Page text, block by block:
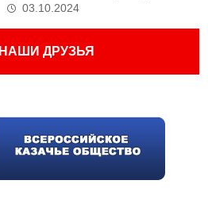
03.10.2024
НАШИ ДРУЗЬЯ